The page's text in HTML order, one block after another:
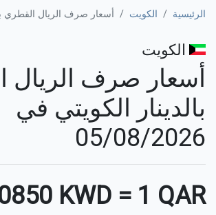
الرئيسية الكويت أسعار صرف الريال القطري
الكويت
أسعار صرف الريال
بالدينار الكويتي في
05/08/2026
1 QAR
=
KWD